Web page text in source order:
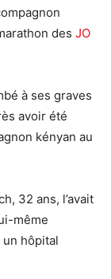
des JO
à ses graves
avoir été
kényan au
32 ans, l’avait
même
hôpital